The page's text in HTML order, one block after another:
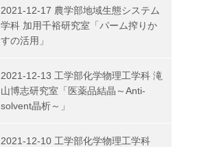
2021-12-17 農学部地域生態システム
学科 加用千裕研究室「パーム搾りか
すの活用」
2021-12-13 工学部化学物理工学科 滝
山博志研究室「医薬品結晶～Anti-
solvent晶析～」
2021-12-10 工学部化学物理工学科